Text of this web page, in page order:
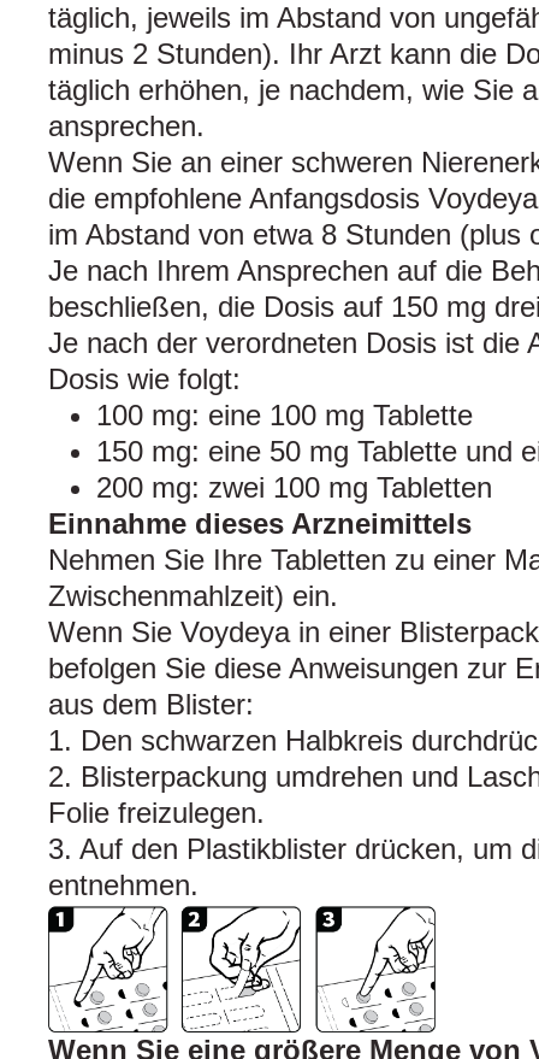
täglich, jeweils im Abstand von
minus 2 Stunden). Ihr Arzt kann die
täglich erhöhen, je nachdem, wie Sie
ansprechen.
Wenn Sie an einer schweren
die empfohlene Anfangsdosis
im Abstand von etwa 8 Stunden (plus
Je nach Ihrem Ansprechen auf die
beschließen, die Dosis auf 150 mg
Je nach der verordneten Dosis ist die
Dosis wie folgt:
100 mg: eine 100 mg Tablette
150 mg: eine 50 mg Tablette und
200 mg: zwei 100 mg Tabletten
Einnahme dieses Arzneimittels
Nehmen Sie Ihre Tabletten zu einer
Zwischenmahlzeit) ein.
Wenn Sie Voydeya in einer
befolgen Sie diese Anweisungen zur
aus dem Blister:
1. Den schwarzen Halbkreis
2. Blisterpackung umdrehen und
Folie freizulegen.
3. Auf den Plastikblister drücken, um
entnehmen.
Wenn Sie eine größere Menge von